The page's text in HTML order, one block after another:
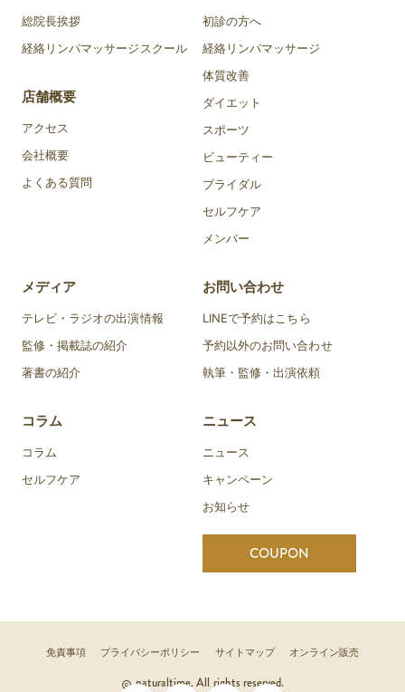
総院長挨拶
経絡リンパマッサージスクール
店舗概要
アクセス
会社概要
よくある質問
初診の方へ
経絡リンパマッサージ
体質改善
ダイエット
スポーツ
ビューティー
ブライダル
セルフケア
メンバー
メディア
テレビ・ラジオの出演情報
監修・掲載誌の紹介
著書の紹介
コラム
コラム
セルフケア
お問い合わせ
LINEで予約はこちら
予約以外のお問い合わせ
執筆・監修・出演依頼
ニュース
ニュース
キャンペーン
お知らせ
COUPON
免責事項 プライバシーポリシー サイトマップ オンライン販売
naturaltime. All rights reserved.